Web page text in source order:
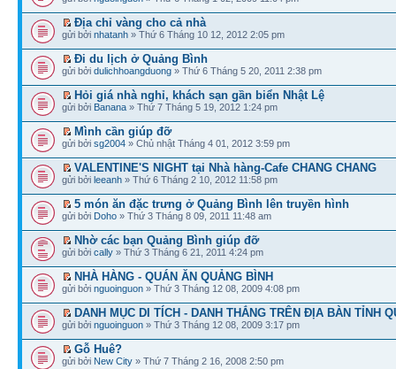
Địa chỉ vàng cho cả nhà
gửi bởi nhatanh » Thứ 6 Tháng 10 12, 2012 2:05 pm
Đi du lịch ở Quảng Bình
gửi bởi dulichhoangduong » Thứ 6 Tháng 5 20, 2011 2:38 pm
Hỏi giá nhà nghỉ, khách sạn gần biển Nhật Lệ
gửi bởi Banana » Thứ 7 Tháng 5 19, 2012 1:24 pm
Mình cần giúp đỡ
gửi bởi sg2004 » Chủ nhật Tháng 4 01, 2012 3:59 pm
VALENTINE'S NIGHT tại Nhà hàng-Cafe CHANG CHANG
gửi bởi leeanh » Thứ 6 Tháng 2 10, 2012 11:58 pm
5 món ăn đặc trưng ở Quảng Bình lên truyền hình
gửi bởi Doho » Thứ 3 Tháng 8 09, 2011 11:48 am
Nhờ các bạn Quảng Bình giúp đỡ
gửi bởi cally » Thứ 3 Tháng 6 21, 2011 4:24 pm
NHÀ HÀNG - QUÁN ĂN QUẢNG BÌNH
gửi bởi nguoinguon » Thứ 3 Tháng 12 08, 2009 4:08 pm
DANH MỤC DI TÍCH - DANH THẮNG TRÊN ĐỊA BÀN TỈNH
gửi bởi nguoinguon » Thứ 3 Tháng 12 08, 2009 3:17 pm
Gỗ Huê?
gửi bởi New City » Thứ 7 Tháng 2 16, 2008 2:50 pm